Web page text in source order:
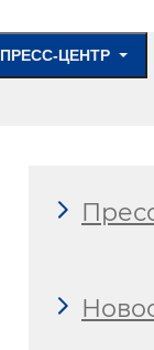
ПРЕСС-ЦЕНТР